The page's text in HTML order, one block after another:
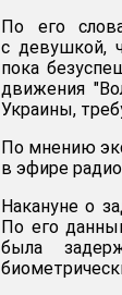
По его
с девушкой,
пока
движения
Украины,
По мнению
в эфире
Накануне о
По его
была